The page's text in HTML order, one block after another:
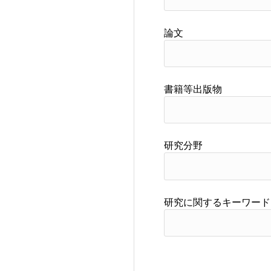
論文
書籍等出版物
研究分野
研究に関するキーワード